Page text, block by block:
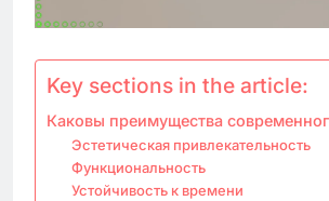
Key sections in the article:
Каковы преимущества
Эстетическая привлекательность
Функциональность
Устойчивость к времени